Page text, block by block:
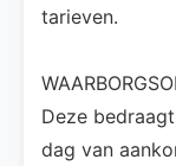
tarieven.
Deze
dag van